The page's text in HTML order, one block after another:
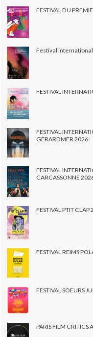
FESTIVAL DU
Festival international
FESTIVAL
FESTIVAL
GERARDMER 2026
FESTIVAL
CARCASSONNE
FESTIVAL PTIT CLAP
FESTIVAL REIMS
FESTIVAL SOEURS
PARIS FILM CRITICS